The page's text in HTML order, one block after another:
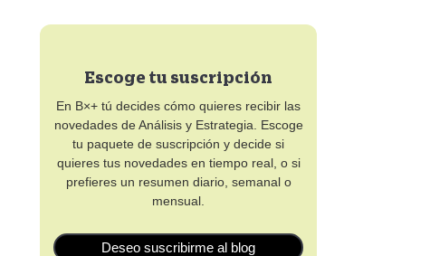
Escoge tu suscripción
En B×+ tú decides cómo quieres recibir las
novedades de Análisis y Estrategia. Escoge
tu paquete de suscripción y decide si
quieres tus novedades en tiempo real, o si
prefieres un resumen diario, semanal o
mensual.
Deseo suscribirme al blog